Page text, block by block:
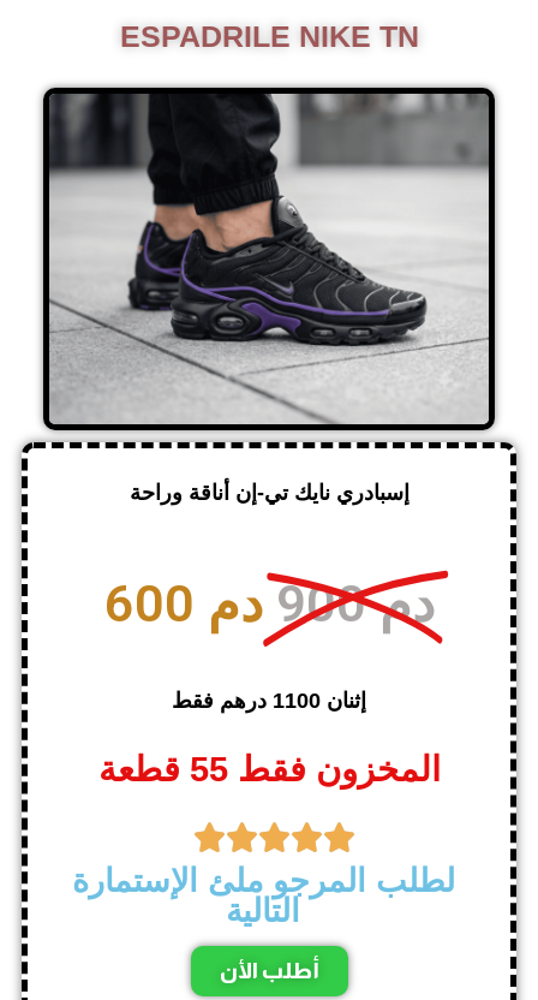
ESPADRILE NIKE TN
إسبادري نايك تي-إن أناقة وراحة
600 دم 900 دم
إثنان 1100 درهم فقط
المخزون فقط 55 قطعة

لطلب المرجو ملئ الإستمارة
التالية
أطلب الأن